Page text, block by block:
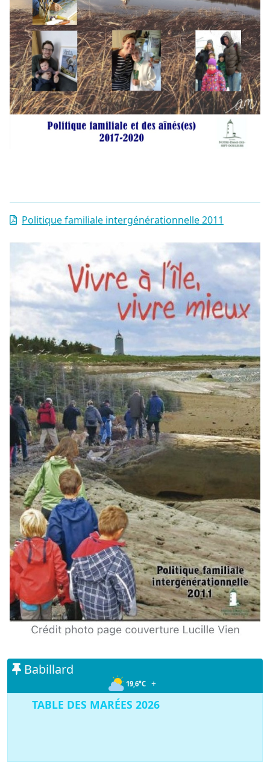
Politique familiale intergénérationnelle 2011
Babillard
19,6°C +
TABLE DES MARÉES 2026
TABLES DES MARÉES ÎLE VERTE